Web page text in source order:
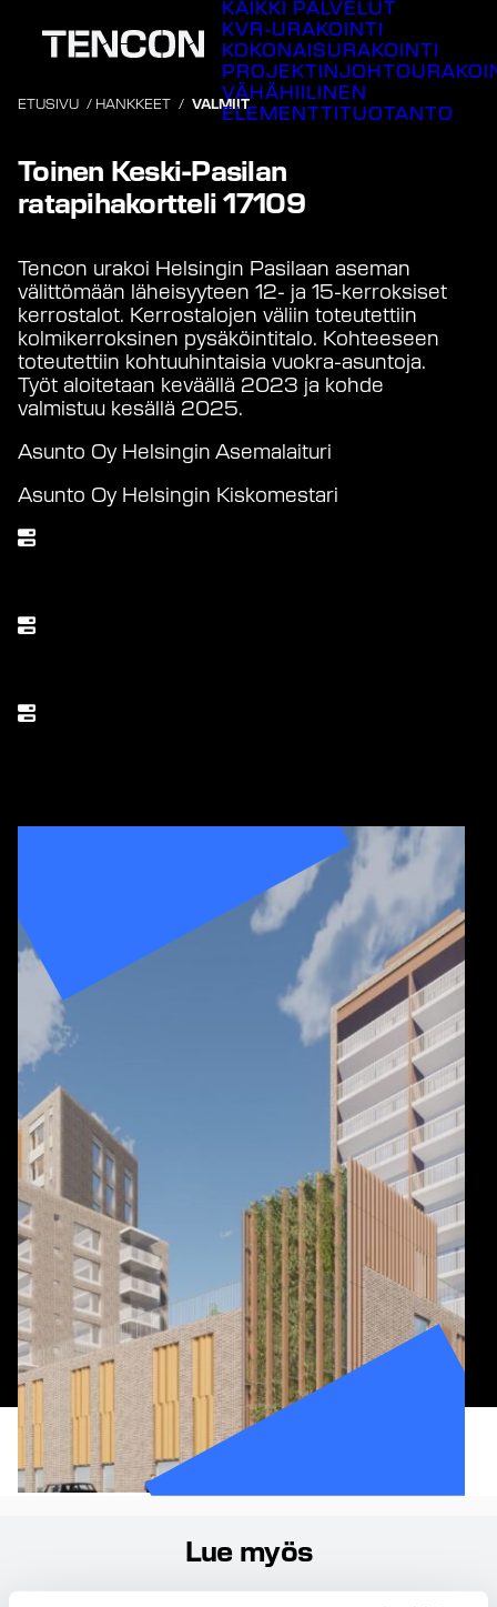
sisältöön
KAIKKI PALVELUT
KVR-URAKOINTI
KOKONAISURAKOINTI
VÄHÄHIILINEN
ELEMENTTITUOTANTO
ETUSIVU / HANKKEET / VALMIIT
Toinen Keski-Pasilan
ratapihakortteli 17109
Tencon urakoi Helsingin Pasilaan aseman
välittömään läheisyyteen 12- ja 15-kerroksiset
kerrostalot. Kerrostalojen väliin toteutettiin
kolmikerroksinen pysäköintitalo. Kohteeseen
toteutettiin kohtuuhintaisia vuokra-asuntoja.
Työt aloitetaan keväällä 2023 ja kohde
valmistuu kesällä 2025.
Asunto Oy Helsingin Asemalaituri
Asunto Oy Helsingin Kiskomestari
Lue myös